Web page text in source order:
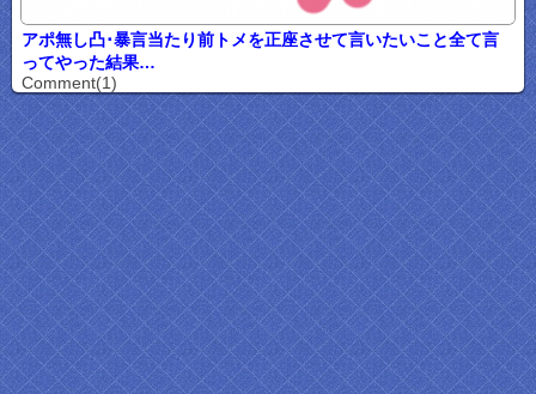
アポ無し凸･暴言当たり前トメを正座させて言いたいこと全て言
ってやった結果…
Comment(1)